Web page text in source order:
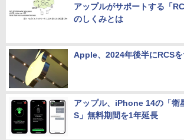
アップルがサポートする「
のしくみとは
Apple、2024年後半にRCS
アップル、iPhone 14の「衛
S」無料期間を1年延長